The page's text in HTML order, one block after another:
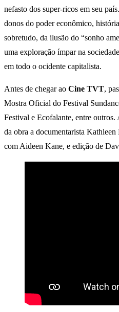
nefasto dos super-ricos em seu
donos do poder econômico,
sobretudo, da ilusão do “sonho
uma exploração ímpar na
em todo o ocidente capitalista.
Antes de chegar ao Cine TVT,
Mostra Oficial do Festival
Festival e Ecofalante, entre
da obra a documentarista
com Aideen Kane, e edição de